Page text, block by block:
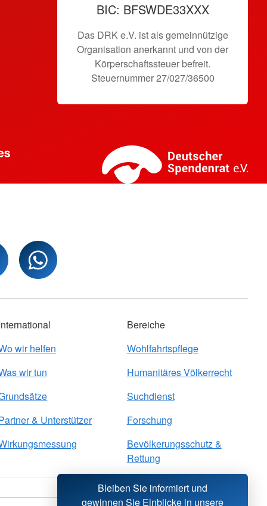
Bleiben Sie informiert und
gewinnen Sie Einblicke in unsere
BIC: BFSWDE33XXX
Das DRK e.V. ist als gemeinnützige
Organisation anerkannt und von der
Körperschaftssteuer befreit.
Steuernummer 27/027/36500
wir helfen
wir tun
& Unterstützer
Bereiche
Wohlfahrtspflege
Humanitäres Völkerrecht
Suchdienst
Forschung
Bevölkerungsschutz &
Rettung